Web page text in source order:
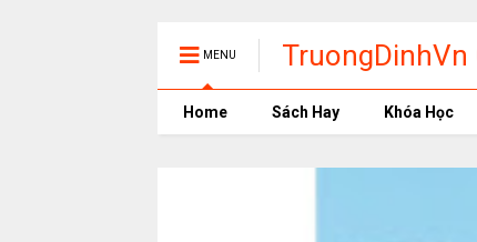
MENU
TruongDinhVn
phần mềm
Home Sách Hay Khóa Học